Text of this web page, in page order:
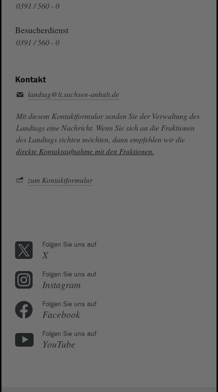
0391 / 560 - 0
Besucherdienst
0391 / 560 - 0
Kontakt
landtag@lt.sachsen-anhalt.de
Mit diesem Kontaktformular senden Sie der Verwaltung des
Landtags eine Nachricht. Wenn Sie sich an die Fraktionen
des Landtags richten möchten, dann empfehlen wir die
direkte Kontaktaufnahme mit den Fraktionen.
zum Kontaktformular
Folgen Sie uns auf
X
Folgen Sie uns auf
Instagram
Folgen Sie uns auf
Facebook
Folgen Sie uns auf
YouTube